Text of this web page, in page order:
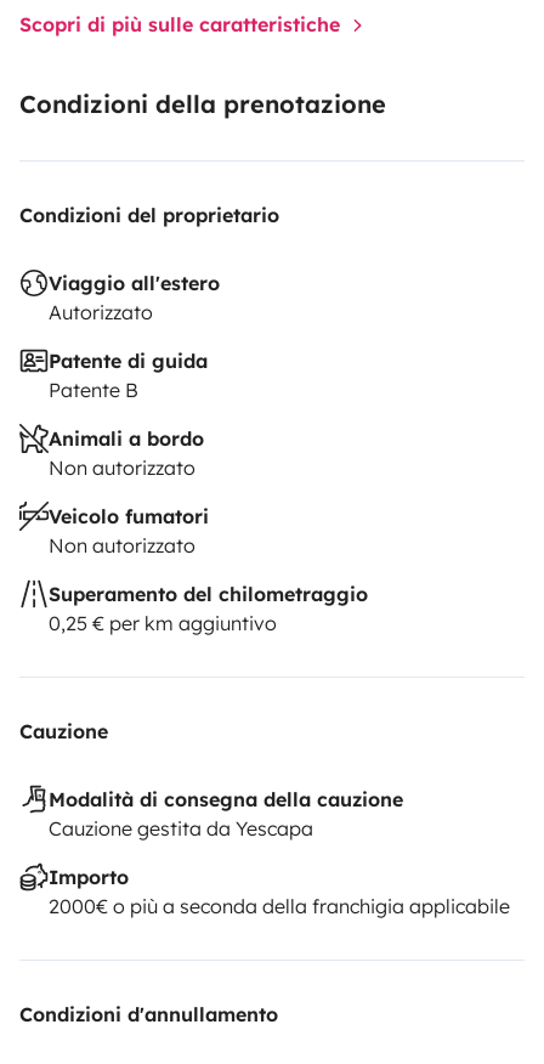
Scopri di più sulle caratteristiche
Condizioni della prenotazione
Condizioni del proprietario
Viaggio all'estero
Autorizzato
Patente di guida
Patente B
Animali a bordo
Non autorizzato
Veicolo fumatori
Non autorizzato
Superamento del chilometraggio
0,25 € per km aggiuntivo
Cauzione
Modalità di consegna della cauzione
Cauzione gestita da Yescapa
Importo
2000€ o più a seconda della franchigia applicabile
Condizioni d'annullamento